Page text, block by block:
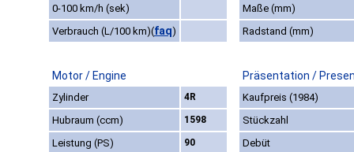
0-100 km/h (sek)
Maße (mm)
Verbrauch (L/100 km)(faq) Radstand (mm)
Motor / Engine Präsentation /
Zylinder 4R
Kaufpreis (1984)
Hubraum (ccm)
1598
Stückzahl
Leistung (PS)
90
Debüt